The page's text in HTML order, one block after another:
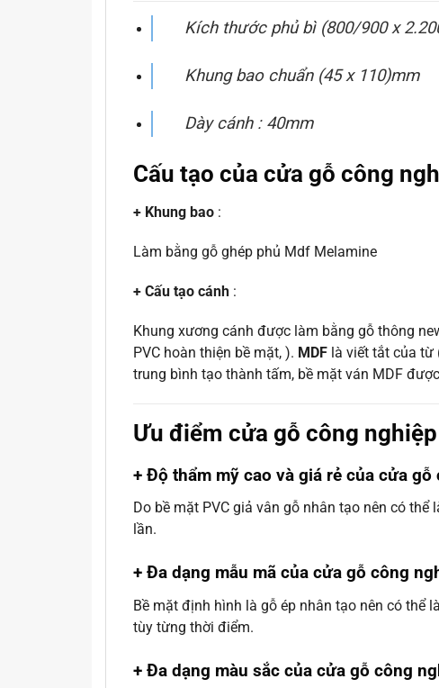
Kích thước phủ bì (800/900 x
Khung bao chuẩn (45 x 110)mm
Dày cánh : 40mm
Cấu tạo của cửa gỗ công
+ Khung bao :
Làm bằng gỗ ghép phủ Mdf Melamine
+ Cấu tạo cánh :
Khung xương cánh được làm bằng gỗ thông
PVC hoàn thiện bề mặt, ). MDF là viết tắt của
trung bình tạo thành tấm, bề mặt ván MDF
Ưu điểm cửa gỗ công
+ Độ thẩm mỹ cao và giá rẻ của cửa gỗ
Do bề mặt PVC giả vân gỗ nhân tạo nên có
lần.
+ Đa dạng mẫu mã của cửa gỗ công
Bề mặt định hình là gỗ ép nhân tạo nên có thể
tùy từng thời điểm.
+ Đa dạng màu sắc của cửa gỗ công